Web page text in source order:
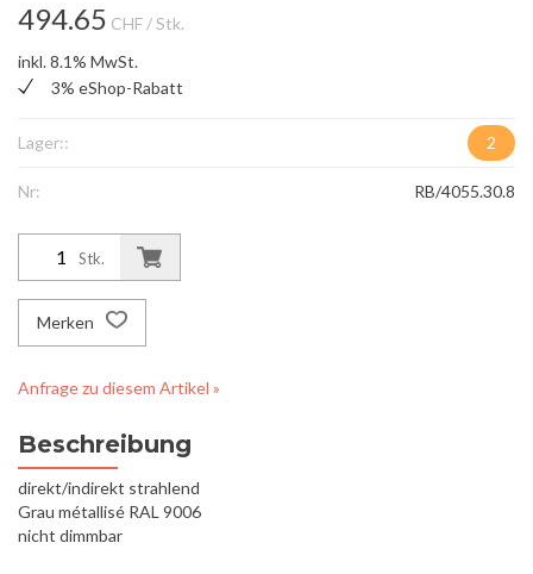
494.65 CHF / Stk.
inkl. 8.1% MwSt.
3% eShop-Rabatt
Lager:: 2
Nr: RB/4055.30.8
Stk.
Merken
Anfrage zu diesem Artikel »
Beschreibung
direkt/indirekt strahlend
Grau métallisé RAL 9006
nicht dimmbar